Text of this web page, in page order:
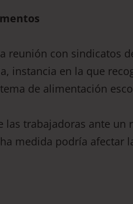
reunión con sindicatos
instancia en la que
de alimentación
las trabajadoras ante un
medida podría afectar